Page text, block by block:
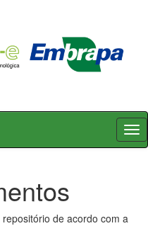
de acordo com a